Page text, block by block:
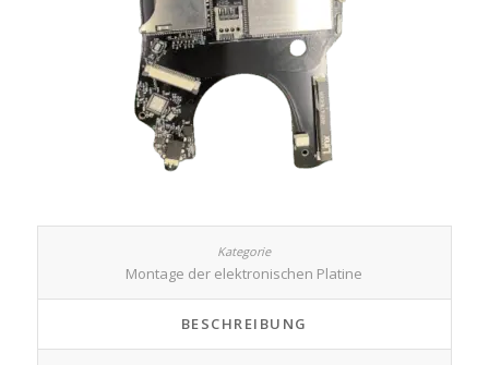
Montage der elektronischen Platine
BESCHREIBUNG